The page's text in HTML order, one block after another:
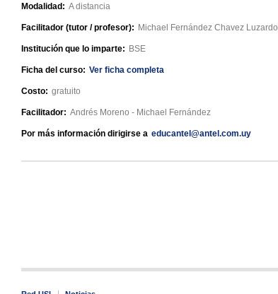
Modalidad: A distancia
Facilitador (tutor / profesor): Michael Fernández Chavez Luzardo
Institución que lo imparte: BSE
Ficha del curso: Ver ficha completa
Costo: gratuito
Facilitador: Andrés Moreno - Michael Fernández
Por más información dirigirse a educantel@antel.com.uy